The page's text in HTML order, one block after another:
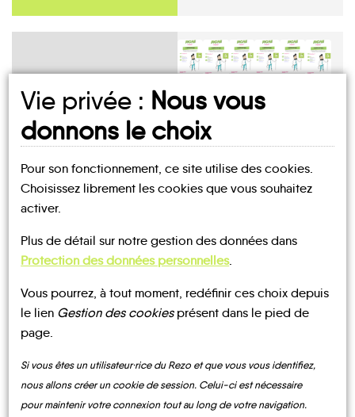
Mes
fiches
MOBILITÉ
AmenoncourtAncervillerAngomontAntheluptArracourtAthienville
AutrepierreAvricourtAzeraillesBaccaratBadonvillerBarbas
UN AVIS, UN TÉMOIGNAGE
À PARTAGER ?
CONTACTEZ-NOUS !
Vie privée : Nous vous
donnons le choix
Pour son fonctionnement, ce site utilise des cookies.
Choisissez librement les cookies que vous souhaitez
activer.
Plus de détail sur notre gestion des données dans
Protection des données personnelles.
Vous pourrez, à tout moment, redéfinir ces choix depuis
le lien Gestion des cookiesprésent dans le pied de
page.
Si vous êtes un utilisateur·rice du Rezo et que vous vous identifiez,
nous allons créer un cookie de session. Celui-ci est nécessaire
pour maintenir votre connexion tout au long de votre navigation.